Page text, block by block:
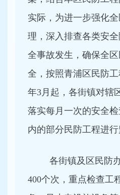
实际，为进一步强化
理，深入排查各类安
全事故发生，确保全
全，按照青浦区民防
年3月起，各街镇对辖
落实每月一次的安全
内的部分民防工程进行
各街镇及区民防
400个次，重点检查工